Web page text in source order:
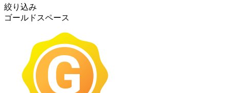
絞り込み
ゴールドスペース